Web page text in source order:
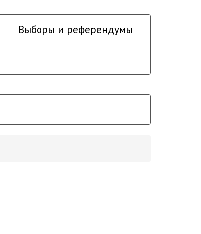
Выборы и референдумы